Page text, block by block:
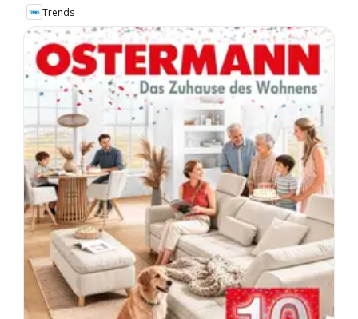
Trends